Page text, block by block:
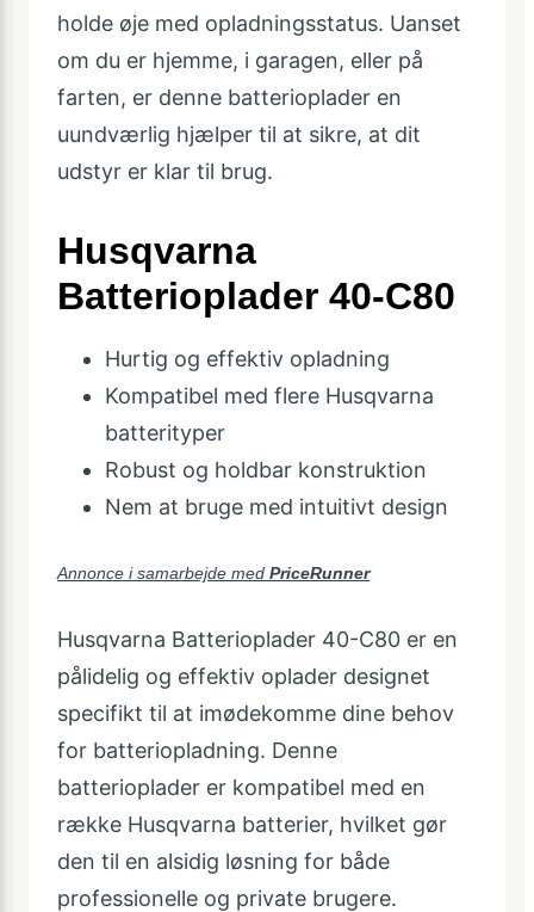
holde øje med opladningsstatus. Uanset
om du er hjemme, i garagen, eller på
farten, er denne batterioplader en
uundværlig hjælper til at sikre, at dit
udstyr er klar til brug.
Husqvarna
Batterioplader 40-C80
Hurtig og effektiv opladning
Kompatibel med flere Husqvarna
batterityper
Robust og holdbar konstruktion
Nem at bruge med intuitivt design
Annonce i samarbejde med PriceRunner
Husqvarna Batterioplader 40-C80 er en
pålidelig og effektiv oplader designet
specifikt til at imødekomme dine behov
for batteriopladning. Denne
batterioplader er kompatibel med en
række Husqvarna batterier, hvilket gør
den til en alsidig løsning for både
professionelle og private brugere.